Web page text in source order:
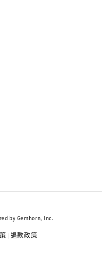
by Gemhorn, Inc.
| 退款政策